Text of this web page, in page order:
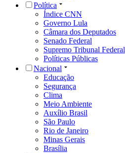
Política
Índice CNN
Governo Lula
Câmara dos Deputados
Senado Federal
Supremo Tribunal Federal
Políticas Públicas
Nacional
Educação
Segurança
Clima
Meio Ambiente
Auxílio Brasil
São Paulo
Rio de Janeiro
Minas Gerais
Brasília